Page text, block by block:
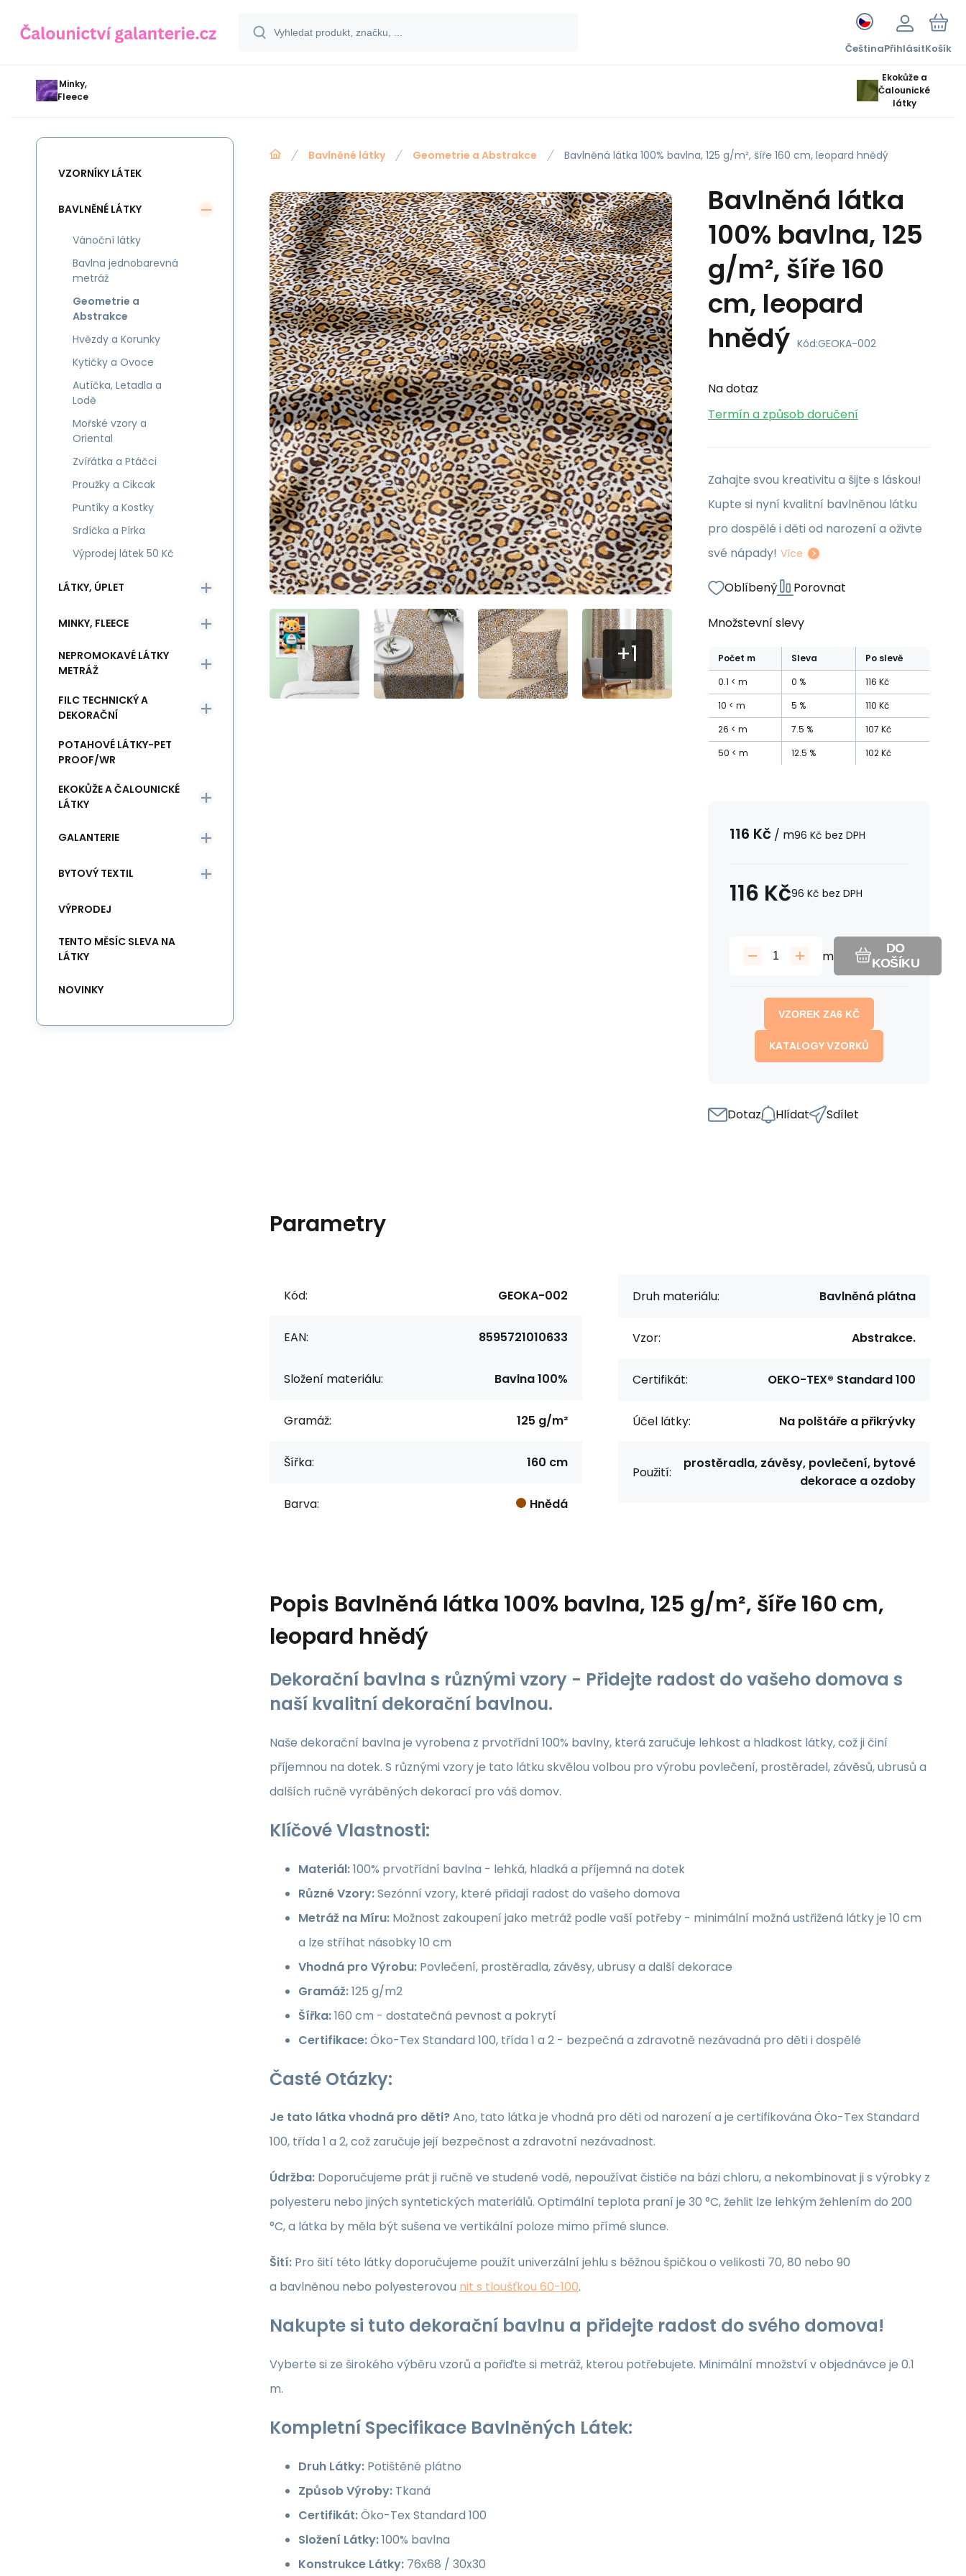
ČeštinaPřihlásitKošík
Minky,
Fleece
Ekokůže a
Čalounické
látky
Bavlněné látky Geometrie a Abstrakce Bavlněná látka 100% bavlna, 125 g/m², šíře 160 cm, leopard hnědý
Bavlněná látka
100% bavlna, 125
g/m², šíře 160
cm, leopard
hnědý Kód:GEOKA-002
Na dotaz
Termín a způsob doručení
Zahajte svou kreativitu a šijte s láskou!
Kupte si nyní kvalitní bavlněnou látku
pro dospělé i děti od narození a oživte
své nápady! Více
Oblíbený Porovnat
Množstevní slevy
Počet m Sleva
Po slevě
0.1
m 0 % 116 Kč
10
m 5 % 110 Kč
26
m 7.5 % 107 Kč
50
m 12.5 % 102Kč
116 Kč / m96 Kč bez DPH
116 Kč96 Kč bez DPH
m
DO
KOŠÍKU
VZOREK ZA6 KČ
KATALOGY VZORKŮ
Dotaz Hlídat Sdílet
Parametry
Kód: GEOKA-002
EAN: 8595721010633
Složení materiálu: Bavlna 100%
Gramáž: 125 g/m²
Šířka: 160 cm
Barva: Hnědá
Druh materiálu: Bavlněná plátna
Vzor: Abstrakce.
Certifikát: OEKO-TEX® Standard 100
Účel látky: Na polštáře a přikrývky
Použití:
prostěradla, závěsy, povlečení, bytové
dekorace a ozdoby
Popis Bavlněná látka 100% bavlna, 125 g/m², šíře 160 cm,
leopard hnědý
Dekorační bavlna s různými vzory - Přidejte radost do vašeho domova s
naší kvalitní dekorační bavlnou.
Naše dekorační bavlna je vyrobena z prvotřídní 100% bavlny, která zaručuje lehkost a hladkost látky, což ji činí
příjemnou na dotek. S různými vzory je tato látku skvělou volbou pro výrobu povlečení, prostěradel, závěsů, ubrusů a
dalších ručně vyráběných dekorací pro váš domov.
Klíčové Vlastnosti:
Materiál:100% prvotřídní bavlna - lehká, hladká a příjemná na dotek
Různé Vzory:Sezónní vzory, které přidají radost do vašeho domova
Metráž na Míru: Možnost zakoupení jako metráž podle vaší potřeby - minimální možná ustřižená látky je 10 cm
a lze stříhat násobky 10 cm
Vhodná pro Výrobu: Povlečení, prostěradla, závěsy, ubrusy a další dekorace
Gramáž:125 g/m2
Šířka:160 cm - dostatečná pevnost a pokrytí
Certifikace:Öko-Tex Standard 100, třída 1 a 2 - bezpečná a zdravotně nezávadná pro děti i dospělé
Časté Otázky:
Je tato látka vhodná pro děti?Ano, tato látka je vhodná pro děti od narození a je certifikována Öko-Tex Standard
100, třída 1 a 2, což zaručuje její bezpečnost a zdravotní nezávadnost.
Údržba: Doporučujeme prát ji ručně ve studené vodě, nepoužívat čističe na bázi chloru, a nekombinovat ji s výrobky z
polyesteru nebo jiných syntetických materiálů. Optimální teplota praní je 30 °C, žehlit lze lehkým žehlením do 200
°C, a látka by měla být sušena ve vertikální poloze mimo přímé slunce.
Šití: Pro šití této látky doporučujeme použít univerzální jehlu s běžnou špičkou o velikosti 70, 80 nebo 90
a bavlněnou nebo polyesterovou nit s tloušťkou 60-100.
Nakupte si tuto dekorační bavlnu a přidejte radost do svého domova!
Vyberte si ze širokého výběru vzorů a pořiďte si metráž, kterou potřebujete. Minimální množství v objednávce je 0.1
m.
Kompletní Specifikace Bavlněných Látek:
Druh Látky: Potištěné plátno
Způsob Výroby: Tkaná
Certifikát:Öko-Tex Standard 100
Složení Látky:100% bavlna
Konstrukce Látky: 76x68 / 30x30
VZORNÍKY LÁTEK
BAVLNĚNÉ LÁTKY
Vánoční látky
Bavlna jednobarevná
metráž
Geometrie a
Abstrakce
Hvězdy a Korunky
Kytičky a Ovoce
Autíčka, Letadla a
Lodě
Mořské vzory a
Oriental
Zvířátka a Ptáčci
Proužky a Cikcak
Puntíky a Kostky
Srdíčka a Pírka
Výprodej látek 50 Kč
LÁTKY, ÚPLET
MINKY, FLEECE
NEPROMOKAVÉ LÁTKY
METRÁŽ
FILC TECHNICKÝ A
DEKORAČNÍ
POTAHOVÉ LÁTKY-PET
PROOF/WR
EKOKŮŽE A ČALOUNICKÉ
LÁTKY
GALANTERIE
BYTOVÝ TEXTIL
VÝPRODEJ
TENTO MĚSÍC SLEVA NA
LÁTKY
NOVINKY